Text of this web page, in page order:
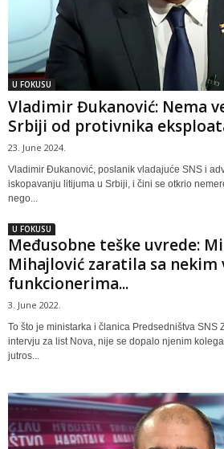
U FOKUSU
Vladimir Đukanović: Nema
Srbiji od protivnika
23. June 2024.
Vladimir Đukanović, poslanik vladajuće SNS i
iskopavanju litijuma u Srbiji, i čini se otkrio
nego...
U FOKUSU
Međusobne teške uvrede:
Mihajlović zaratila sa nekim
funkcionerima...
3. June 2022.
To što je ministarka i članica Predsedništva SNS
intervju za list Nova, nije se dopalo njenim
jutros...